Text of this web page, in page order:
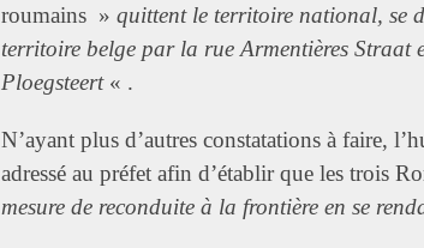
roumains » quittent le territoire national, se
territoire belge par la rue Armentières Straat
Ploegsteert« .
N’ayant plus d’autres constatations à faire,
adressé au préfet afin d’établir que les trois
mesure de reconduite à la frontière en se